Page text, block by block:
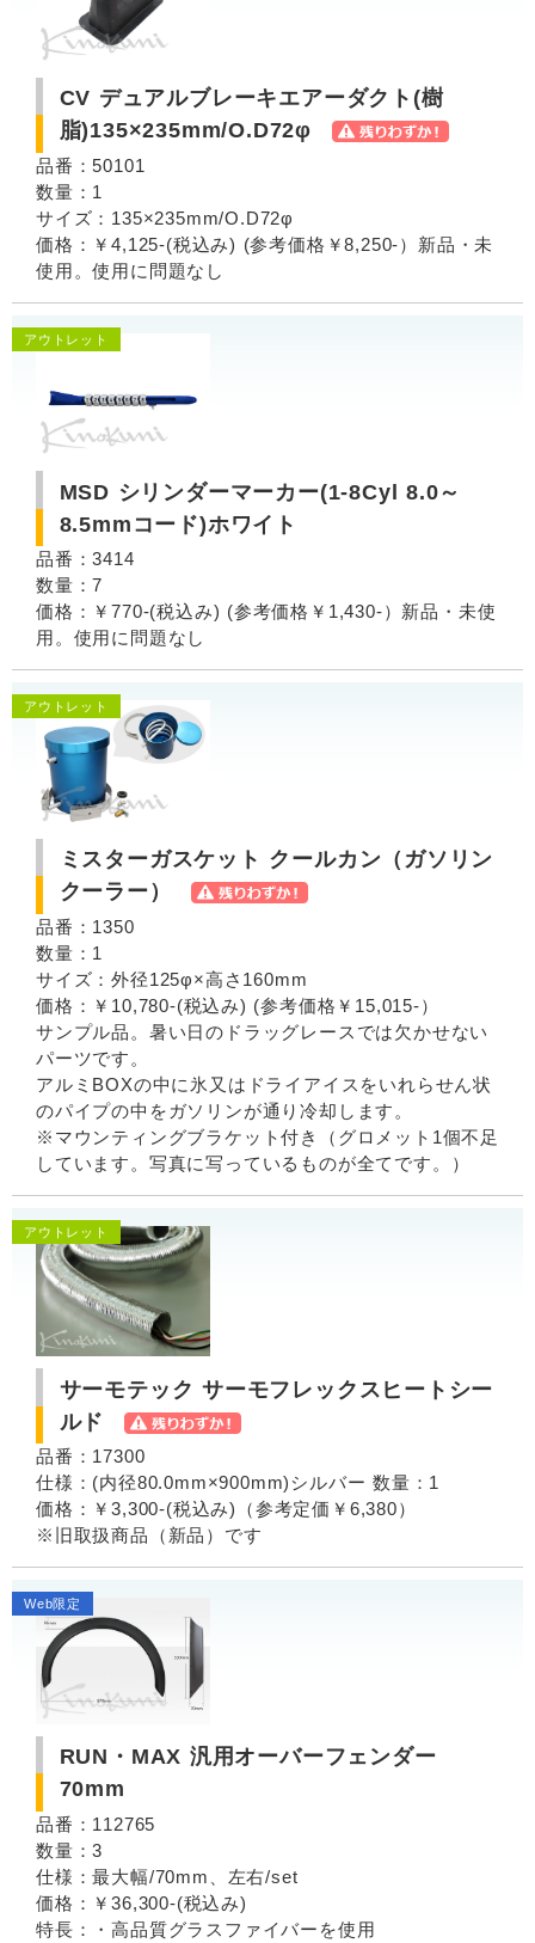
CV デュアルブレーキエアーダクト(樹
脂)135×235mm/O.D72φ
品番：50101
数量：1
サイズ：135×235mm/O.D72φ
価格：￥4,125-(税込み) (参考価格￥8,250-）新品・未
使用。使用に問題なし
MSD シリンダーマーカー(1-8Cyl 8.0～
8.5mmコード)ホワイト
アウトレット
品番：3414
数量：7
価格：￥770-(税込み) (参考価格￥1,430-）新品・未使
用。使用に問題なし
ミスターガスケット クールカン（ガソリン
クーラー）
アウトレット
品番：1350
数量：1
サイズ：外径125φ×高さ160mm
価格：￥10,780-(税込み) (参考価格￥15,015-）
サンプル品。暑い日のドラッグレースでは欠かせない
パーツです。
アルミBOXの中に氷又はドライアイスをいれらせん状
のパイプの中をガソリンが通り冷却します。
※マウンティングブラケット付き（グロメット1個不足
しています。写真に写っているものが全てです。）
サーモテック サーモフレックスヒートシー
ルド
アウトレット
品番：17300
仕様：(内径80.0mm×900mm)シルバー 数量：1
価格：￥3,300-(税込み)（参考定価￥6,380）
※旧取扱商品（新品）です
RUN・MAX 汎用オーバーフェンダー
70mm
Web限定
品番：112765
数量：3
仕様：最大幅/70mm、左右/set
価格：￥36,300-(税込み)
特長：・高品質グラスファイバーを使用